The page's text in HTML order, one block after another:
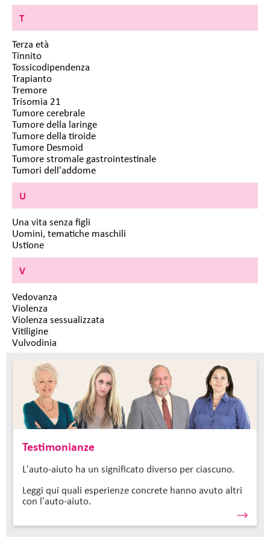
T
Terza età
Tinnito
Tossicodipendenza
Trapianto
Tremore
Trisomia 21
Tumore cerebrale
Tumore della laringe
Tumore della tiroide
Tumore Desmoid
Tumore stromale gastrointestinale
Tumori dell'addome
U
Una vita senza figli
Uomini, tematiche maschili
Ustione
V
Vedovanza
Violenza
Violenza sessualizzata
Vitiligine
Vulvodinia
Testimonianze
L'auto-aiuto ha un significato diverso per ciascuno.
Leggi qui quali esperienze concrete hanno avuto altri
con l'auto-aiuto.